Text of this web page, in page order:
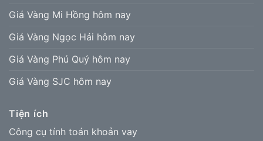
Giá Vàng Mi Hồng hôm nay
Giá Vàng Ngọc Hải hôm nay
Giá Vàng Phú Quý hôm nay
Giá Vàng SJC hôm nay
Tiện ích
Công cụ tính toán khoản vay